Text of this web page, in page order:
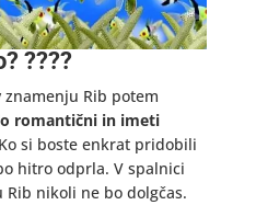
????
znamenju Rib potem
romantični in imeti
si boste enkrat pridobili
hitro odprla. V spalnici
Rib nikoli ne bo dolgčas.